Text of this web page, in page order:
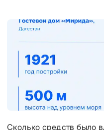
Сколько средств было